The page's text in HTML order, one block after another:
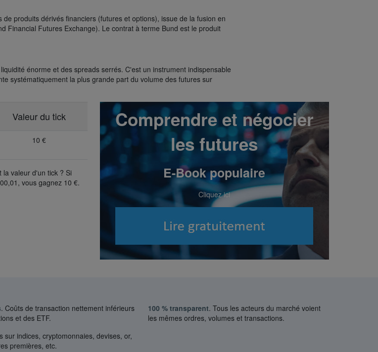
produits dérivés financiers (futures et options), issue de la fusion en
Financial Futures Exchange). Le contrat à terme Bund est le produit
énorme et des spreads serrés. C'est un instrument indispensable
systématiquement la plus grande part du volume des futures sur
Valeur du tick
10 €
la valeur d'un tick ? Si
vous gagnez 10 €.
Comprendre et négocier
les futures
E-Book populaire
Cliquez ici
. Coûts de transaction nettement inférieurs
et des ETF.
100 % transparent. Tous les acteurs du marché voient
les mêmes ordres, volumes et transactions.
sur indices, cryptomonnaies, devises, or,
premières, etc.